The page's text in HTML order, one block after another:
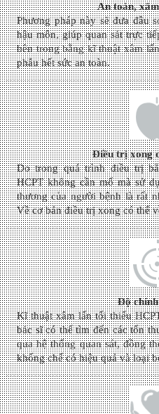
An toàn,
Phương pháp này sẽ đưa đầu
hậu môn, giúp quan sát trực
bên trong bằng kĩ thuật xâm
phẫu hết sức an toàn.
Điều trị xong
Do trong quá trình điều trị
HCPT không cần mổ mà sử
thương của người bệnh là rất
Về cơ bản điều trị xong có thể
Độ
Kĩ thuật xâm lấn tối thiểu
bác sĩ có thể tìm đến các tổn
qua hệ thống quan sát, đồng
khống chế có hiệu quả và loại